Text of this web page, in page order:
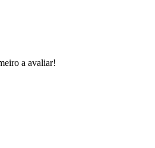
a avaliar!